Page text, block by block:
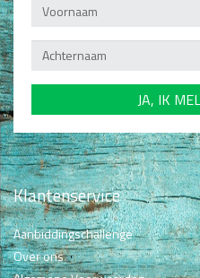
Klantenservice
Aanbiddingschallenge
Over ons